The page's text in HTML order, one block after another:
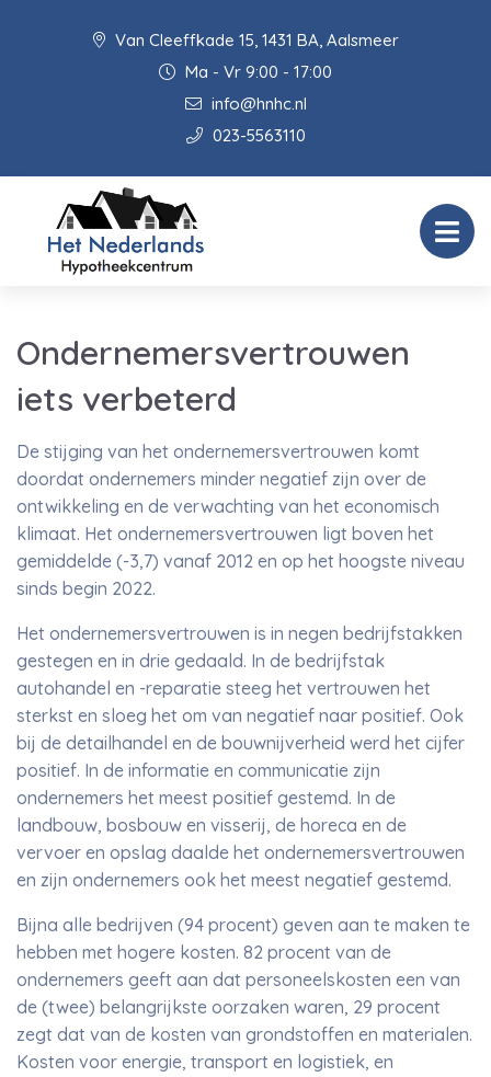
Van Cleeffkade 15, 1431 BA, Aalsmeer
Ma - Vr 9:00 - 17:00
info@hnhc.nl
023-5563110
Ondernemersvertrouwen
iets verbeterd
De stijging van het ondernemersvertrouwen komt
doordat ondernemers minder negatief zijn over de
ontwikkeling en de verwachting van het economisch
klimaat. Het ondernemersvertrouwen ligt boven het
gemiddelde (-3,7) vanaf 2012 en op het hoogste niveau
sinds begin 2022.
Het ondernemersvertrouwen is in negen bedrijfstakken
gestegen en in drie gedaald. In de bedrijfstak
autohandel en -reparatie steeg het vertrouwen het
sterkst en sloeg het om van negatief naar positief. Ook
bij de detailhandel en de bouwnijverheid werd het cijfer
positief. In de informatie en communicatie zijn
ondernemers het meest positief gestemd. In de
landbouw, bosbouw en visserij, de horeca en de
vervoer en opslag daalde het ondernemersvertrouwen
en zijn ondernemers ook het meest negatief gestemd.
Bijna alle bedrijven (94 procent) geven aan te maken te
hebben met hogere kosten. 82 procent van de
ondernemers geeft aan dat personeelskosten een van
de (twee) belangrijkste oorzaken waren, 29 procent
zegt dat van de kosten van grondstoffen en materialen.
Kosten voor energie, transport en logistiek, en